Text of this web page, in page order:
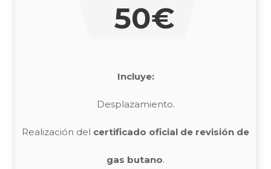
50€
Incluye:
Desplazamiento.
Realización del certificado oficial de revisión de
gas butano.